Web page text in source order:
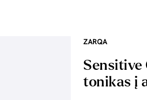
ZARQA
Sensitive
tonikas į